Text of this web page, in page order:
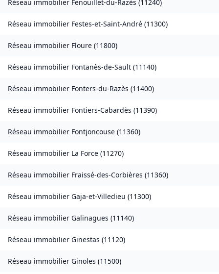
Réseau immobilier Fenouillet-du-Razès (11240)
Réseau immobilier Festes-et-Saint-André (11300)
Réseau immobilier Floure (11800)
Réseau immobilier Fontanès-de-Sault (11140)
Réseau immobilier Fonters-du-Razès (11400)
Réseau immobilier Fontiers-Cabardès (11390)
Réseau immobilier Fontjoncouse (11360)
Réseau immobilier La Force (11270)
Réseau immobilier Fraissé-des-Corbières (11360)
Réseau immobilier Gaja-et-Villedieu (11300)
Réseau immobilier Galinagues (11140)
Réseau immobilier Ginestas (11120)
Réseau immobilier Ginoles (11500)